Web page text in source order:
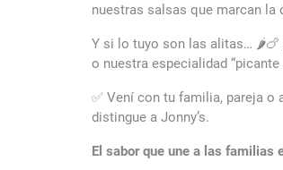
nuestras salsas que marcan la
Y si lo tuyo son las alitas… 🌶️🍗
o nuestra especialidad “picante
✅ Vení con tu familia, pareja
distingue a Jonny’s.
El sabor que une a las familias